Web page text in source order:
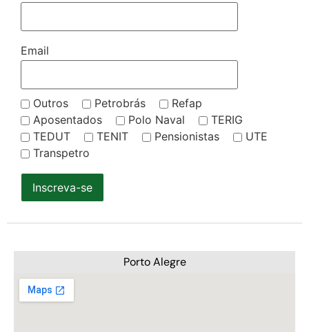
Email
Outros Petrobrás
Refap
Aposentados
Polo Naval
TERIG
TEDUT
TENIT Pensionistas
UTE
Transpetro
Inscreva-se
Porto Alegre